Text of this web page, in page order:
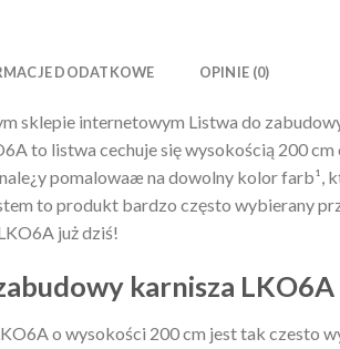
DODATKOWE OPINIE (0)
sklepie internetowym Listwa do
to listwa cechuje się wysokością 200
pomalowaæ na dowolny kolor farb¹,
to produkt bardzo często wybierany
już dziś!
karnisza
o wysokości 200 cm jest tak czesto